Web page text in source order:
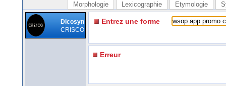
Morphologie Lexicographie Etymologie
Dicosyn
CRISCO
Entrez une forme
Erreur